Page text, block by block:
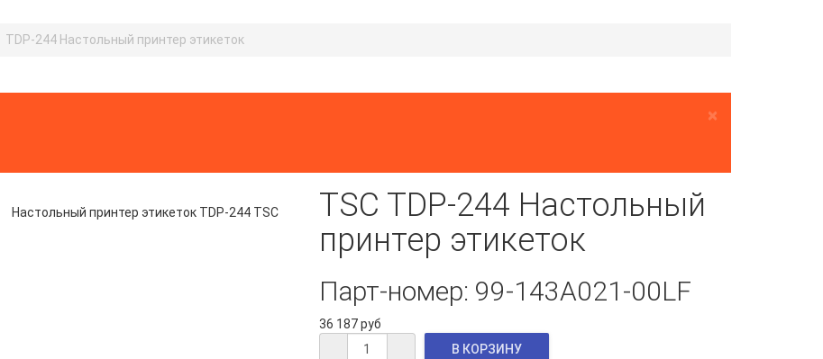
TDP-244 Настольный принтер этикеток
×
Настольный принтер этикеток TDP-244 TSC
TSC TDP-244 Настольный
принтер этикеток
Парт-номер: 99-143A021-00LF
36 187 руб